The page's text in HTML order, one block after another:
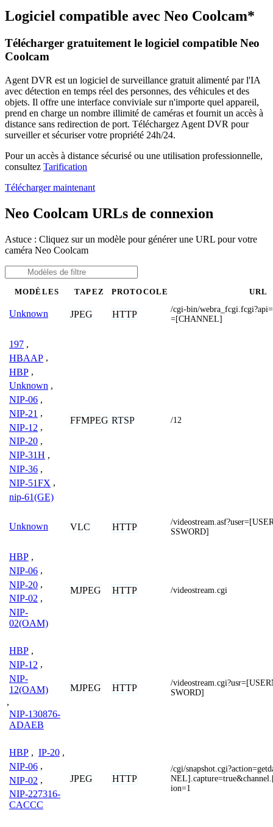
Logiciel compatible avec Neo Coolcam*
Télécharger gratuitement le logiciel compatible Neo
Coolcam
Agent DVR est un logiciel de surveillance gratuit alimenté par l'IA
avec détection en temps réel des personnes, des véhicules et des
objets. Il offre une interface conviviale sur n'importe quel appareil,
prend en charge un nombre illimité de caméras et fournit un accès à
distance sans redirection de port. Téléchargez Agent DVR pour
surveiller et sécuriser votre propriété 24h/24.
Pour un accès à distance sécurisé ou une utilisation professionnelle,
consultez Tarification
Télécharger maintenant
Neo Coolcam URLs de connexion
Astuce : Cliquez sur un modèle pour générer une URL pour votre
caméra Neo Coolcam
MODÈLES TAPEZ PROTOCOLE URL
Unknown JPEG HTTP
/cgi-bin/
=[CHANNEL]
197 ,
HBAAP ,
HBP ,
Unknown ,
NIP-06 ,
NIP-21 ,
NIP-12 ,
NIP-20 ,
NIP-31H ,
NIP-36 ,
NIP-51FX ,
nip-61(GE)
FFMPEG RTSP /12
Unknown VLC HTTP
/
SSWORD]
HBP ,
NIP-06 ,
NIP-20 ,
NIP-02 ,
NIP-
02(OAM)
MJPEG HTTP /videostream.cgi
HBP ,
NIP-12 ,
NIP-
12(OAM)
,
NIP-130876-
ADAEB
MJPEG HTTP
/
SWORD]
HBP , IP-20 ,
NIP-06 ,
NIP-02 ,
NIP-227316-
CACCC
JPEG HTTP
/cgi/
ion=1